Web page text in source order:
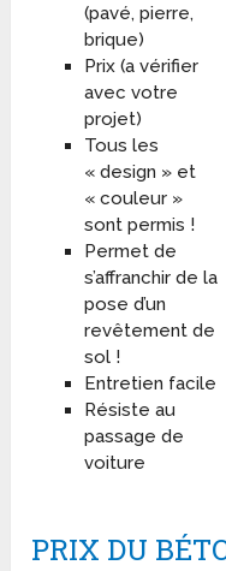
(pavé, pierre,
brique)
Prix (a vérifier
avec votre
projet)
Tous les
« design » et
« couleur »
sont permis !
Permet de
s’affranchir de la
pose d’un
revêtement de
sol !
Entretien facile
Résiste au
passage de
voiture
PRIX DU